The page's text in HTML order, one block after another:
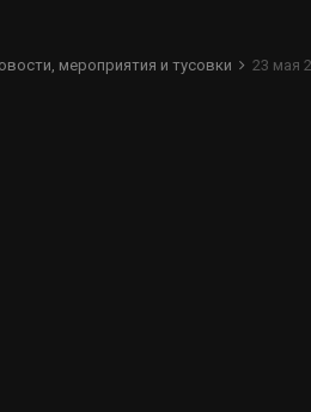
мероприятия и тусовки 23 мая